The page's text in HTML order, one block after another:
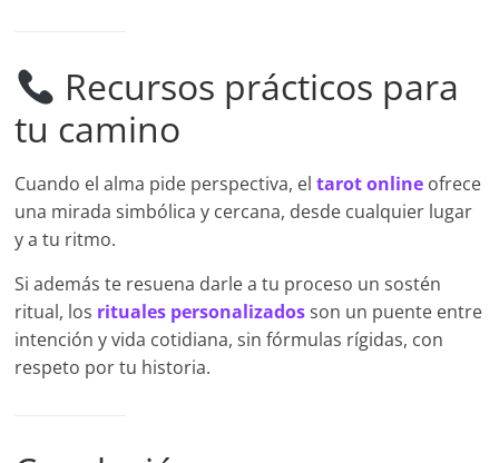
Recursos prácticos para
tu camino
Cuando el alma pide perspectiva, eltarot online ofrece
una mirada simbólica y cercana, desde cualquier lugar
y a tu ritmo.
Si además te resuena darle a tu proceso un sostén
ritual, los rituales personalizadosson un puente entre
intención y vida cotidiana, sin fórmulas rígidas, con
respeto por tu historia.